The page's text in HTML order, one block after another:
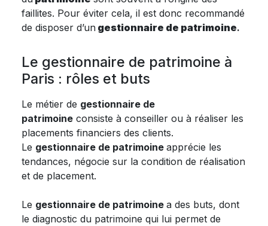
faillites. Pour éviter cela, il est donc recommandé
de disposer d’un gestionnaire de patrimoine.
Le gestionnaire de patrimoine à
Paris : rôles et buts
Le métier de gestionnaire de
patrimoine consiste à conseiller ou à réaliser les
placements financiers des clients.
Le gestionnaire de patrimoine apprécie les
tendances, négocie sur la condition de réalisation
et de placement.
Le gestionnaire de patrimoine a des buts, dont
le diagnostic du patrimoine qui lui permet de